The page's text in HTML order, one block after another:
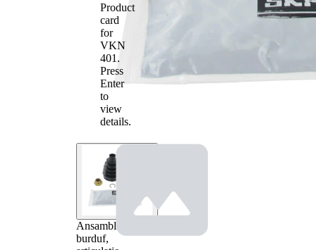
Ansamblu
burduf,
Product
card
for
VKN
401 .
Press
Enter
to
view
details.